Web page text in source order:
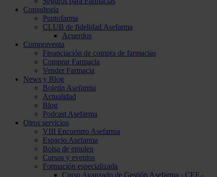
Consultoría
Puntofarma
CLUB de fidelidad Asefarma
Acuerdos
Compraventa
Financiación de compra de farmacias
Comprar Farmacia
Vender Farmacia
News y Blog
Boletín Asefarma
Actualidad
Blog
Podcast Asefarma
Otros servicios
VIII Encuentro Asefarma
Espacio Asefarma
Bolsa de empleo
Cursos y eventos
Formación especializada
Curso Avanzado de Gestión Asefarma - CEF.-